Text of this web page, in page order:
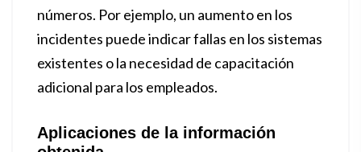
números. Por ejemplo, un aumento en los
incidentes puede indicar fallas en los sistemas
existentes o la necesidad de capacitación
adicional para los empleados.
Aplicaciones de la información